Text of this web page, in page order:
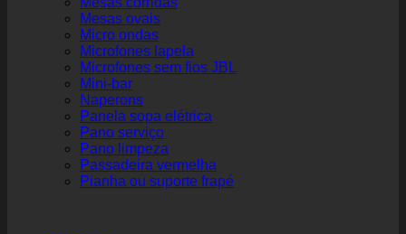
Mesas ovais
Micro ondas
Microfones lapela
Microfones sem fios JBL
Mini-bar
Naperons
Panela sopa elétrica
Pano serviço
Pano limpeza
Passadeira vermelha
Pianha ou suporte frapé